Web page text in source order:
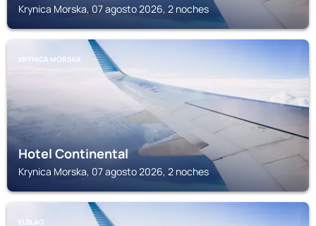
Krynica Morska, 07 agosto 2026, 2 noches
KRYNICA MORSKA
Hotel Continental
Krynica Morska, 07 agosto 2026, 2 noches
ELBLAG